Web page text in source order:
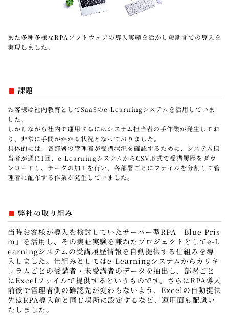
また多種多様なRPAソフトウェアの導入実績を活かし短期間での導入を
実現しました。
課題
お客様は社内教育としてSaaSのe-Learningシステムを活用していま
した。
しかしながら社内で運用するにはシステム担当者の手作業が発生してお
り、非常に手間がかかる状況となっておりました。
具体的には、各部署の管理者が受講状況を確認するために、システム担
当者が週に1回、e-LearningシステムからCSV形式で受講履歴をダウ
ンロードし、データの加工を行い、各部署ごとにファイルを分割して管
理者に配布する作業が発生していました。
弊社の取り組み
当時お客様が導入を検討していたサーバー型RPA「Blue Pris
m」を活用し、その実証実験を兼ねたプロジェクトとしてe-L
earningシステムの受講履歴情報を自動提供する仕組みを導
入しました。仕組みとしてはe-Learningシステムからカリキ
ュラムごとの受講者・未受講者のデータを抽出し、部署ごと
にExcelファイルで提供するというものです。さらにRPA導入
前後で管理者側の確認先が変わらないよう、Excelの自動提供
先はRPA導入前と同じ場所に設定するなど、運用面も配慮い
たしました。